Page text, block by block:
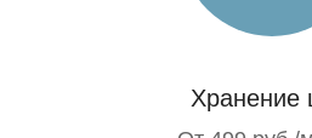
Хранение